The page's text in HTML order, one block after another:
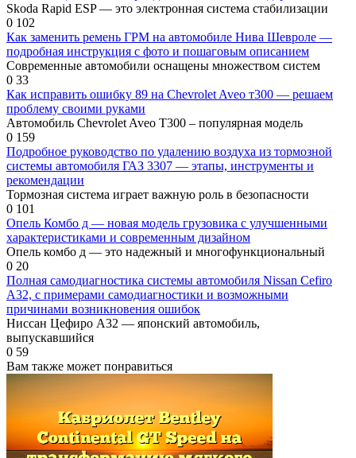
Skoda Rapid ESP — это электронная система стабилизации
0 102
Как заменить ремень ГРМ на автомобиле Нива Шевроле —
подробная инструкция с фото и пошаговым описанием
Современные автомобили оснащены множеством систем
0 33
Как исправить ошибку 89 на Chevrolet Aveo т300 — решаем
проблему своими руками
Автомобиль Chevrolet Aveo T300 – популярная модель
0 159
Подробное руководство по удалению воздуха из тормозной
системы автомобиля ГАЗ 3307 — этапы, инструменты и
рекомендации
Тормозная система играет важную роль в безопасности
0 101
Опель Комбо д — новая модель грузовика с улучшенными
характеристиками и современным дизайном
Опель комбо д — это надежный и многофункциональный
0 20
Полная самодиагностика системы автомобиля Nissan Cefiro
A32, с примерами самодиагностики и возможными
причинами возникновения ошибок
Ниссан Цефиро А32 — японский автомобиль,
выпускавшийся
0 59
Вам также может понравиться